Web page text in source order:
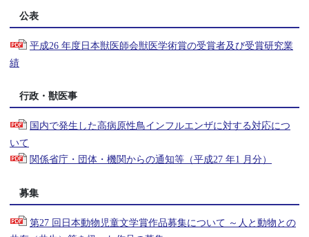
公表
平成26 年度日本獣医師会獣医学術賞の受賞者及び受賞研究業
績
行政・獣医事
国内で発生した高病原性鳥インフルエンザに対する対応につ
いて
関係省庁・団体・機関からの通知等（平成27 年1 月分）
募集
第27 回日本動物児童文学賞作品募集について ～人と動物との